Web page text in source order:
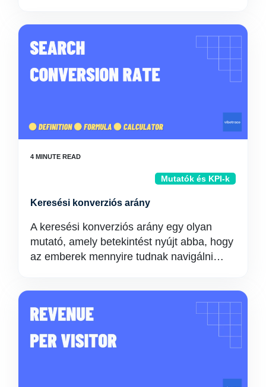
Mutatók és KPI-k
Keresési konverziós arány
A keresési konverziós arány egy olyan
mutató, amely betekintést nyújt abba, hogy
az emberek mennyire tudnak navigálni…